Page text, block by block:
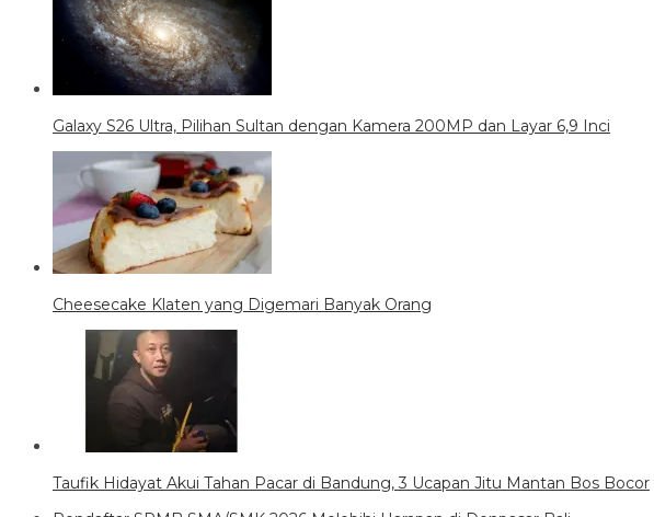
Galaxy S26 Ultra, Pilihan Sultan dengan Kamera 200MP dan Layar 6,9 Inci
Cheesecake Klaten yang Digemari Banyak Orang
Taufik Hidayat Akui Tahan Pacar di Bandung, 3 Ucapan Jitu Mantan Bos Bocor